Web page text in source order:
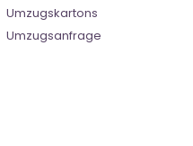
Umzugskartons
Umzugsanfrage